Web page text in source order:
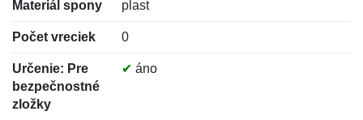
Materiál spony plast
Počet vreciek 0
Určenie: Pre
bezpečnostné
zložky
✔ áno